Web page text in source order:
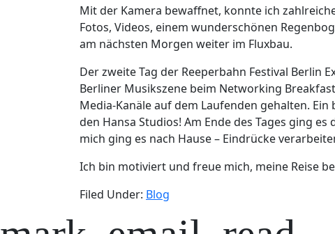
Mit der Kamera bewaffnet, konnte ich
Fotos, Videos, einem wunderschönen
am nächsten Morgen weiter im Fluxbau.
Der zweite Tag der Reeperbahn Festival Berlin
Berliner Musikszene beim Networking
Media-Kanäle auf dem Laufenden gehalten.
den Hansa Studios! Am Ende des Tages ging
mich ging es nach Hause – Eindrücke
Ich bin motiviert und freue mich, meine Reise
Filed Under: Blog